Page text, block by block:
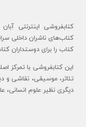
کتابفروشی اینترنتی
کتاب‌های ناشران داخلی
کتاب را برای دوستداران
این کتابفروشی با تمرکز
تئاتر، موسیقی، نقاشی و
دیگری نظیر علوم انسانی،